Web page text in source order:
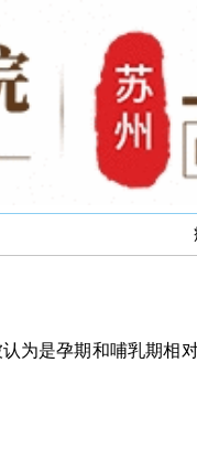
是孕期和哺乳期相